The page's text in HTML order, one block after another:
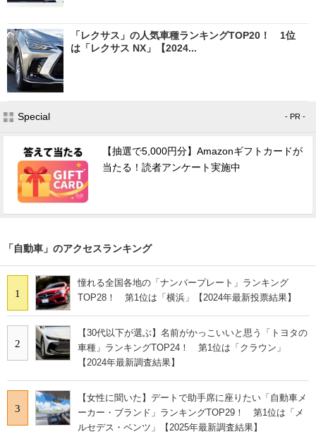
「レクサス」の人気車種ランキングTOP20！ 1位
は「レクサス NX」【2024...
Special - PR -
【抽選で5,000円分】Amazonギフトカードが
当たる！読者アンケート実施中
「自動車」のアクセスランキング
1
憧れる全国各地の「ナンバープレート」ランキング
TOP28！ 第1位は「横浜」【2024年最新投票結果】
2
【30代以下が選ぶ】名前がかっこいいと思う「トヨタの
車種」ランキングTOP24！ 第1位は「クラウン」
【2024年最新調査結果】
3
【女性に聞いた】デートで助手席に座りたい「自動車メ
ーカー・ブランド」ランキングTOP29！ 第1位は「メ
ルセデス・ベンツ」【2025年最新調査結果】